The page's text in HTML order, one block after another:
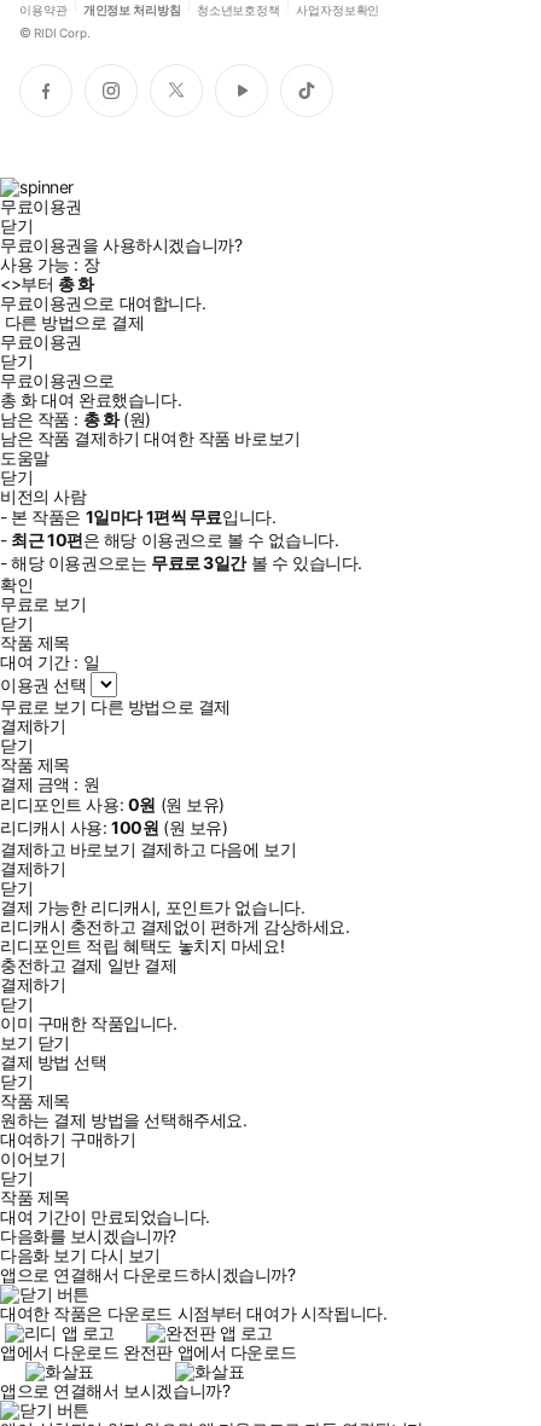
이용약관 개인정보 처리방침 청소년보호정책 사업자정보확인
© RIDI Corp.
페
이
인
스
트
위
유
튜
틱
톡
무료이용권
닫기
무료이용권을 사용하시겠습니까?
사용 가능 : 장
<>부터 총화
무료이용권으로 대여합니다.
다른 방법으로 결제
무료이용권
닫기
무료이용권으로
총 화대여 완료했습니다.
남은 작품 : 총화(원)
남은 작품 결제하기 대여한 작품 바로보기
도움말
닫기
비전의 사람
- 본 작품은 1일마다1편씩 무료입니다.
- 최근10편은 해당 이용권으로 볼 수 없습니다.
- 해당 이용권으로는 무료로3일간볼 수 있습니다.
확인
무료로 보기
닫기
작품 제목
대여 기간 : 일
이용권 선택
무료로 보기 다른 방법으로 결제
결제하기
닫기
작품 제목
결제 금액 : 원
리디포인트 사용: 0원 (원 보유)
리디캐시 사용:100원 (원 보유)
결제하고 바로보기 결제하고 다음에 보기
결제하기
닫기
결제 가능한 리디캐시, 포인트가 없습니다.
리디캐시 충전하고 결제없이 편하게 감상하세요.
리디포인트 적립 혜택도 놓치지 마세요!
충전하고 결제 일반 결제
결제하기
닫기
이미 구매한 작품입니다.
보기 닫기
결제 방법 선택
닫기
작품 제목
원하는 결제 방법을 선택해주세요.
대여하기 구매하기
이어보기
닫기
작품 제목
대여 기간이 만료되었습니다.
다음화를 보시겠습니까?
다음화 보기 다시 보기
앱으로 연결해서 다운로드하시겠습니까?
대여한 작품은 다운로드 시점부터 대여가 시작됩니다.
앱에서 다운로드 완전판 앱에서 다운로드
앱으로 연결해서 보시겠습니까?